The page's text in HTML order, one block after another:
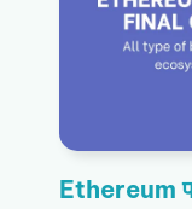
Ethereum